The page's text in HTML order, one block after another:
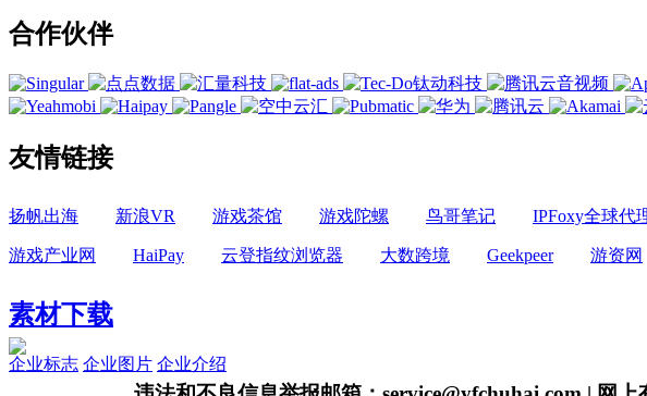
合作伙伴
友情链接
扬帆出海 新浪VR 游戏茶馆 游戏陀螺 鸟哥笔记 IPFoxy全球代
游戏产业网 HaiPay 云登指纹浏览器 大数跨境 Geekpeer 游资网
素材下载
企业标志 企业图片 企业介绍